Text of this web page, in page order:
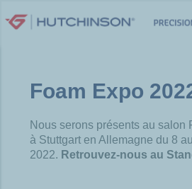
au
Foam Expo
Nous serons présents au salon
à Stuttgart en Allemagne du 8
2022. Retrouvez-nous au